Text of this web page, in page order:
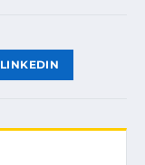
LINKEDIN